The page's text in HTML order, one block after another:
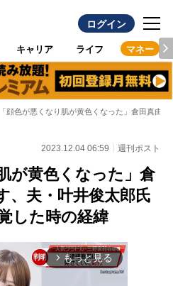
ログイン
キャリア ライフ マネー
「顔色が悪くなり肌が黄色くなった」倉田真由
2023.12.04 06:59 週刊ポスト
が黄色くなった」倉
、夫・叶井俊太郎氏
した時の経緯
arrow_forward_ios もっと見る